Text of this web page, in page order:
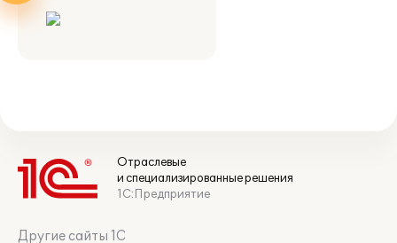
Отраслевые
и специализированные решения
1С:Предприятие
Другие сайты 1С